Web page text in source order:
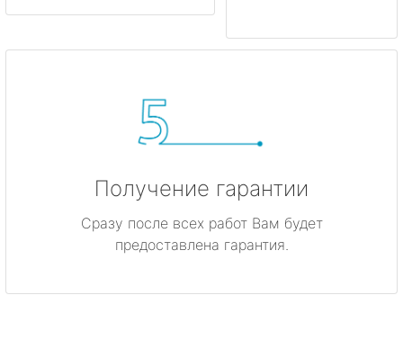
Получение гарантии
Сразу после всех работ Вам будет
предоставлена гарантия.